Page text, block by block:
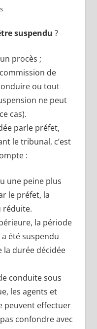
suspendu ?
procès ;
de
ou tout
ne peut
cas).
parle préfet,
le tribunal, c’est
:
une peine plus
le préfet, la
réduite.
la période
été suspendu
la durée décidée
conduite sous
les agents et
peuvent effectuer
confondre avec